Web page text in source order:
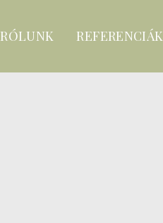
RÓLUNK REFERENCIÁK